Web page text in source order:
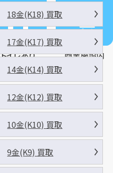
トイレあり 商業施設内
18金(K18) 買取
17金(K17) 買取
14金(K14) 買取
12金(K12) 買取
10金(K10) 買取
9金(K9) 買取